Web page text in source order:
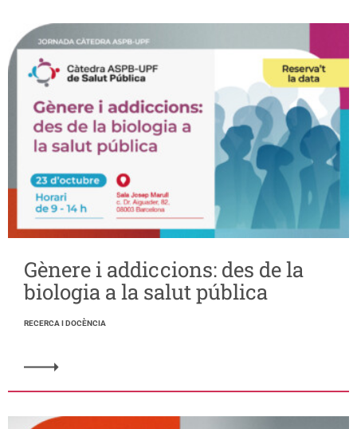
Gènere i addiccions: des de la
biologia a la salut pública
RECERCA I DOCÈNCIA